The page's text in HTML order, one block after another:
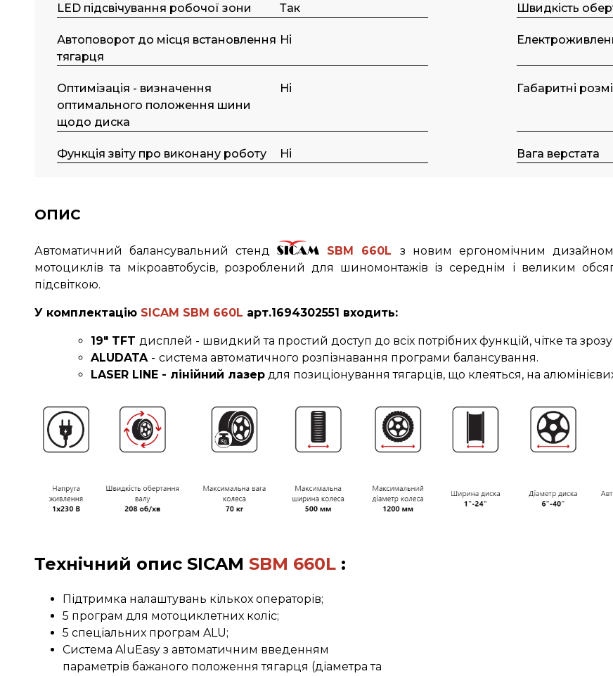
LED підсвічування робочої зони Так Швидкість
Автоповорот до місця встановлення
тягарця
Ні
Оптимізація - визначення
оптимального положення шини
щодо диска
Ні Габаритні
Функція звіту про виконану роботу Ні Вага верстата
ОПИС
Автоматичний балансувальний стенд SBM 660L
з новим ергономічним дизайном
мотоциклів та мікроавтобусів, розроблений для шиномонтажів із середнім і великим
підсвіткою.
У комплектацію SICAM SBM 660L арт.1694302551 входить:
19" TFT дисплей - швидкий та простий доступ до всіх потрібних функцій, чітке та
ALUDATA - система автоматичного розпізнавання програми балансування.
LASER LINE - лінійний лазердля позиціонування тягарців, що клеяться, на
Технічний опис SICAM SBM 660L :
Підтримка налаштувань кількох операторів;
5 програм для мотоциклетних коліс;
5 спеціальних програм ALU;
Система AluEasy з автоматичним введенням
параметрів бажаного положення тягарця (діаметра та